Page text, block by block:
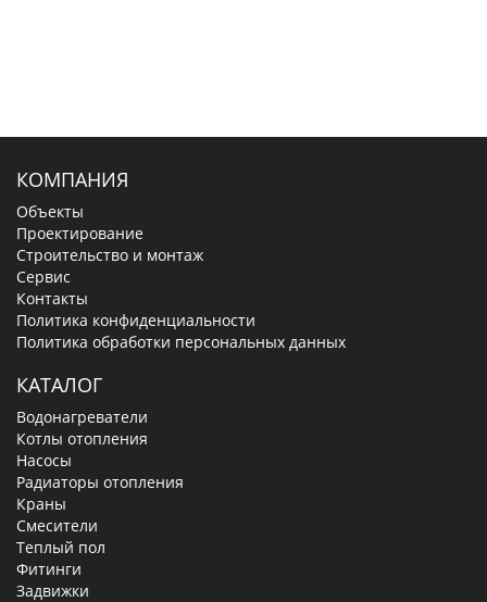
КОМПАНИЯ
Объекты
Проектирование
Строительство и монтаж
Сервис
Контакты
Политика конфиденциальности
Политика обработки персональных данных
КАТАЛОГ
Водонагреватели
Котлы отопления
Насосы
Радиаторы отопления
Краны
Смесители
Теплый пол
Фитинги
Задвижки